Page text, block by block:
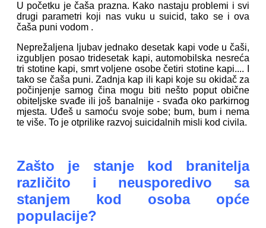
U početku je čaša prazna. Kako nastaju problemi i svi
drugi parametri koji nas vuku u suicid, tako se i ova
čaša puni vodom .
Neprežaljena ljubav jednako desetak kapi vode u čaši,
izgubljen posao tridesetak kapi, automobilska nesreća
tri stotine kapi, smrt voljene osobe četiri stotine kapi.... I
tako se čaša puni. Zadnja kap ili kapi koje su okidač za
počinjenje samog čina mogu biti nešto poput obične
obiteljske svađe ili još banalnije - svađa oko parkirnog
mjesta. Uđeš u samoću svoje sobe; bum, bum i nema
te više. To je otprilike razvoj suicidalnih misli kod civila.
Zašto je stanje kod branitelja
različito i neusporedivo sa
stanjem kod osoba opće
populacije?